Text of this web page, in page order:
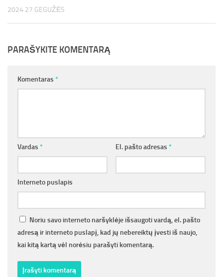
2024 27 GEGUŽĖS
PARAŠYKITE KOMENTARĄ
Komentaras *
Vardas * El. pašto adresas *
Interneto puslapis
Noriu savo interneto naršyklėje išsaugoti vardą, el. pašto
adresą ir interneto puslapį, kad jų nebereiktų įvesti iš naujo,
kai kitą kartą vėl norėsiu parašyti komentarą.